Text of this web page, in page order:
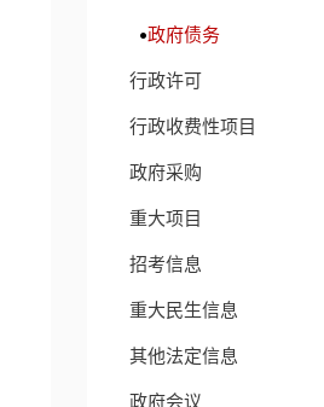
政府债务
行政许可
行政收费性项目
政府采购
重大项目
招考信息
重大民生信息
其他法定信息
政府会议